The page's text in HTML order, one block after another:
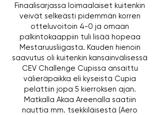
Finaalisarjassa loimaalaiset kuitenkin
veivät selkeästi pidemmän korren
otteluvoitoin 4-0 ja omaan
palkintokaappiin tuli lisää hopeaa
Mestaruusliigasta. Kauden hienoin
saavutus oli kuitenkin kansainvälisessä
CEV Challenge Cupissa ansaittu
välieräpaikka eli kyseistä Cupia
pelattiin jopa 5 kierroksen ajan.
Matkalla Akaa Areenalla saatiin
nauttia mm. tsekkiläisestä (Aero